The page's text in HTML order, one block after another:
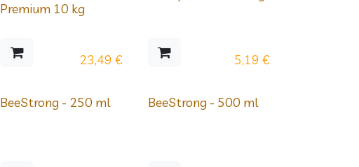
Premium 10 kg
23,49 € 5,19 €
BeeStrong - 250 ml BeeStrong - 500 ml